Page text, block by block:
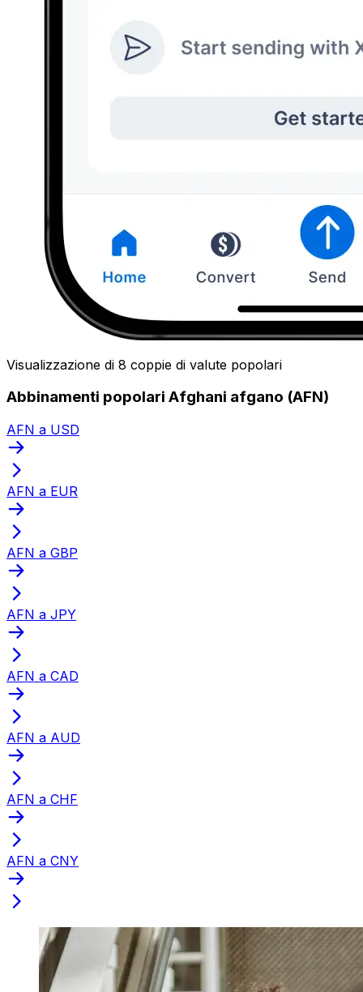
Visualizzazione di 8 coppie di valute popolari
Abbinamenti popolari Afghani afgano (AFN)
AFN a USD
AFN a EUR
AFN a GBP
AFN a JPY
AFN a CAD
AFN a AUD
AFN a CHF
AFN a CNY